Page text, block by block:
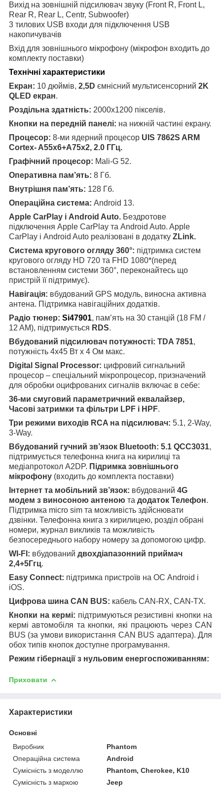
Вихід на зовнішній підсилювач звуку (Front R, Front L,
Rear R, Rear L, Centr, Subwoofer)
3 тилових USB входи для підключення USB
накопичувачів
Вхід для зовнішнього мікрофону (мікрофон входить до
комплекту поставки)
Технічні характеристики
Екран: 10 дюймів, 2,5D ємнісний мультисенсорний 2K
QLED екран.
Роздільна здатність: 2000х1200 пікселів.
Кнопки на передній панелі: на нижній частині екрану.
Процесор: 8-ми ядерний процесор UIS 7862S ARM
Cortex- A55x6+A75x2, 2.0 ГГц.
Графічний процесор: Mali-G 52.
Оперативна пам’ять: 8 Гб.
Внутрішня пам’ять: 128 Гб.
Операційна система: Android 13.
Apple CarPlay і Android Auto. Бездротове
підключення Apple CarPlay та Android Auto. Apple
CarPlay і Android Auto реалізовані в додатку ZLink.
Система кругового огляду 360°: підтримка систем
кругового огляду HD 720 та FHD 1080*(перед
встановленням системи 360°, переконайтесь що
пристрій її підтримує).
Навігація: вбудований GPS модуль, виносна активна
антена. Підтримка навігаційних додатків.
Радіо тюнер: Si47901, пам’ять на 30 станцій (18 FM /
12 AM), підтримується RDS.
Вбудований підсилювач потужності: TDA 7851,
потужність 4х45 Вт х 4 Ом макс.
Digital Signal Processor: цифровий сигнальний
процесор – спеціальний мікропроцесор, призначений
для обробки оцифрованих сигналів включає в себе:
36-ми смуговий параметричний еквалайзер,
Часові затримки та фільтри LPF і HPF.
Три режими виходів RCA на підсилювач: 5.1, 2-Way,
3-Way.
Вбудований гучний зв’язок Bluetooth: 5.1 QCC3031,
підтримується телефонна книга на кирилиці та
медіапротокол A2DP. Підримка зовнішнього
мікрофону (входить до комплекта поставки)
Інтернет та мобільний зв’язок: вбудований 4G
модем з виносоною антеною та додаток Телефон.
Підтримка micro sim та можливість здійснювати
дзвінки. Телефонна книга з кирилицею, розділ обрані
номери, журнал викликів та можливість
безпосереднього набору номеру за допомогою цифр.
WI-FI: вбудований двохдіапазонний приймач
2,4+5Ггц.
Easy Connect: підтримка пристроїв на ОС Android і
iOS.
Цифрова шина CAN BUS: кабель CAN-RX, CAN-TX.
Кнопки на кермі: підтримуються резистивні кнопки на
кермі автомобіля та кнопки, які працюють через CAN
BUS (за умови використання CAN BUS адаптера). Для
обох типів кнопок доступне програмування.
Режим гібернації з нульовим енергоспоживанням:
Приховати
Характеристики
Основні
Виробник
Phantom
Операційна система
Android
Сумісність з моделлю
Phantom, Cherokee, K10
Сумісність з маркою
Jeep